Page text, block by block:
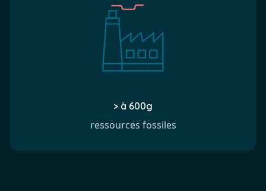
> à 600g
ressources fossiles